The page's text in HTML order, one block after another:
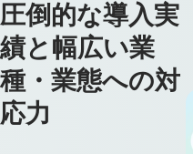
圧倒的な導入実
績と幅広い業
種・業態への対
応力